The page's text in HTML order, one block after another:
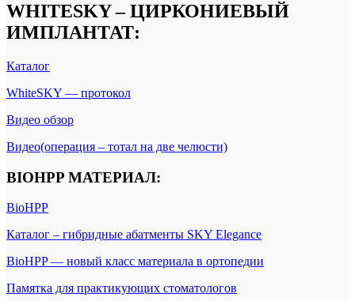
WHITESKY – ЦИРКОНИЕВЫЙ
ИМПЛАНТАТ:
Каталог
WhiteSKY — протокол
Видео обзор
Видео(операция – тотал на две челюсти)
BIOHPP МАТЕРИАЛ:
BioHPP
Каталог – гибридные абатменты SKY Elegance
BioHPP — новый класс материала в ортопедии
Памятка для практикующих стоматологов